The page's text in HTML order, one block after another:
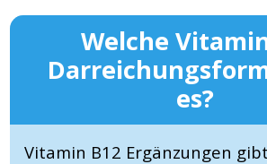
Welche
es?
Vitamin B12 Ergänzungen